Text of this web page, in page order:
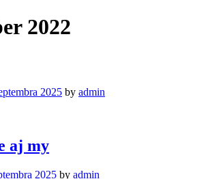
2022
2025 by admin
aj my
2025 by admin